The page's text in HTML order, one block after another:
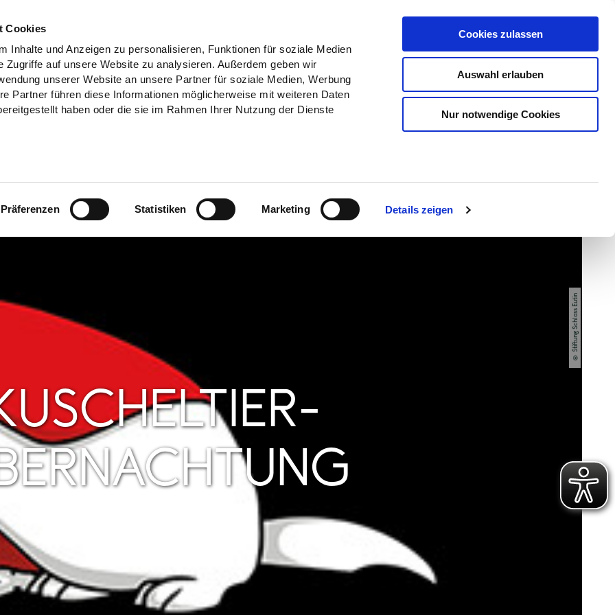
Cookies
Inhalte und Anzeigen zu personalisieren, Funktionen für soziale Medien
Zugriffe auf unsere Website zu analysieren. Außerdem geben wir
unserer Website an unsere Partner für soziale Medien, Werbung
Partner führen diese Informationen möglicherweise mit weiteren Daten
haben oder die sie im Rahmen Ihrer Nutzung der Dienste
Präferenzen Statistiken Marketing Details zeigen
Cookies zulassen
Auswahl erlauben
Nur notwendige Cookies
Erlebnisse Buchen
© Stiftung Schloss Eutin